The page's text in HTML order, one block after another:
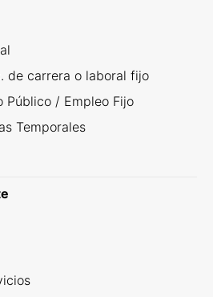
de carrera o laboral fijo
Público / Empleo Fijo
Temporales